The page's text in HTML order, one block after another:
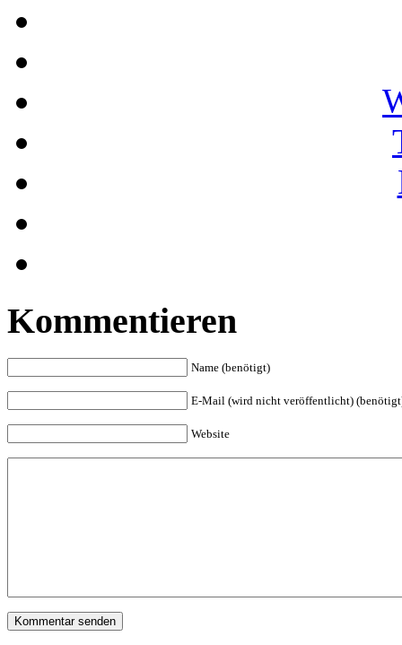
Kommentieren
Name (benötigt)
E-Mail (wird nicht veröffentlicht)
Website